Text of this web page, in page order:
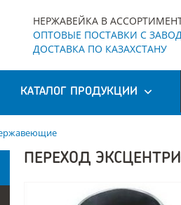
НЕРЖАВЕЙКА В
ОПТОВЫЕ ПОСТАВКИ С
ДОСТАВКА ПО КАЗАХСТАНУ
КАТАЛОГ ПРОДУКЦИИ
ПЕРЕХОД